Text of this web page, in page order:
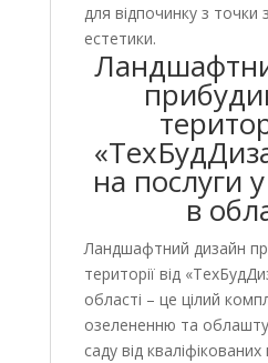
для відпочинку з точки
естетики.
на послуги
в
Ландшафтний дизайн
території від
області – це цілий
озелененню та
саду від